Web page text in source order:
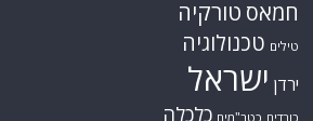
חמאס טורקיה
טילים טכנולוגיה
ירדן ישראל
כורדים כטב"מים כלכלה